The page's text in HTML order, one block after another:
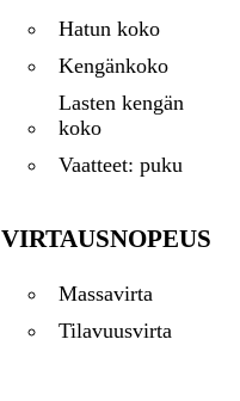
Hatun koko
Kengänkoko
Lasten kengän
koko
Vaatteet: puku
VIRTAUSNOPEUS
Massavirta
Tilavuusvirta